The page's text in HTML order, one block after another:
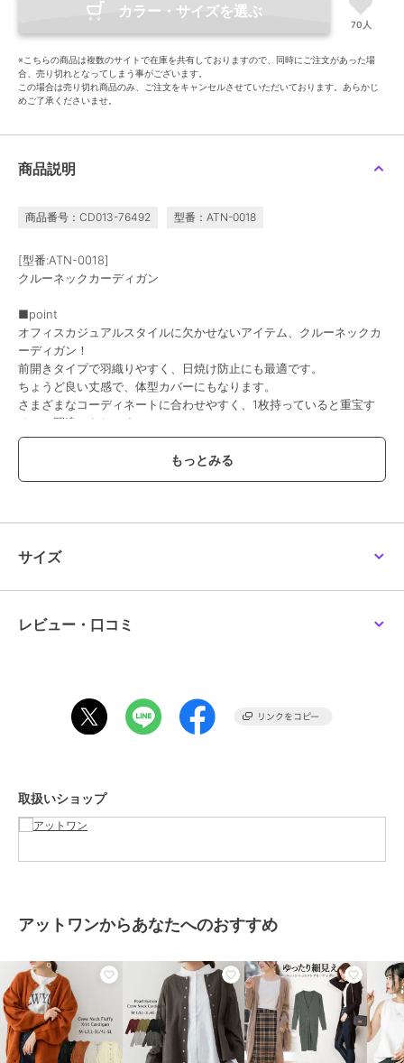
カラー・サイズを選ぶ
70人
※こちらの商品は複数のサイトで在庫を共有しておりますので、同時にご注文があった場
合、売り切れとなってしまう事がございます。
この場合は売り切れ商品のみ、ご注文をキャンセルさせていただいております。あらかじ
めご了承くださいませ。
商品説明
商品番号：CD013-76492 型番：ATN-0018
[型番:ATN-0018]
クルーネックカーディガン
■point
オフィスカジュアルスタイルに欠かせないアイテム、クルーネックカ
ーディガン！
前開きタイプで羽織りやすく、日焼け防止にも最適です。
ちょうど良い丈感で、体型カバーにもなります。
さまざまなコーディネートに合わせやすく、1枚持っていると重宝す
ること間違いなしです！
柔らかなコットン素材で、着心地もバツグン！
【透け感】なし
【伸縮性】あり
はもちろん、デニムパンツ(ジーンズ)やストレートパンツと合わせて
カジュアルな着こなしでもかわいいです！
イリングに♪
足元は、ローファーやローヒールパンプスを合わせたスタイルや、キ
大きいサイズは、ビッグシルエットでの着こなしやマタニティの方に
【サイズ】
［M-Lサイズ］着丈：55cm、身巾：55cm、裾巾：38cm、袖丈：
59cm、袖ぐり：23.5cm、袖口巾：8.5cm
［LL-3Lサイズ］着丈：58cm、身巾：61cm、裾巾：42cm、袖丈：
59cm、袖ぐり：25cm、袖口巾：9.5cm
サイズ
レビュー・口コミ
取扱いショップ
アットワンからあなたへのおすすめ